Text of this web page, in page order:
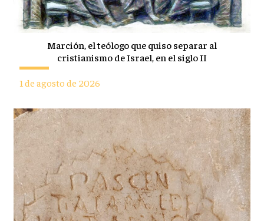
Marción, el teólogo que quiso separar al
cristianismo de Israel, en el siglo II
1 de agosto de 2026